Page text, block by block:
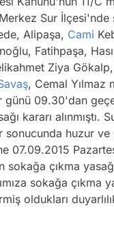
Sur İlçesi'nde
Alipaşa, Cami
Fatihpaşa,
Ziya
, Cemal Yılmaz
günü 09.30'dan
kararı alınmıştı.
sonucunda huzur
07.09.2015
çıkma yasağı
sokağa çıkma
oldukları